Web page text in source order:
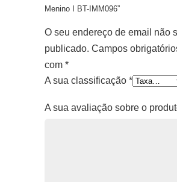
Menino I BT-IMM096”
O seu endereço de email não
publicado. Campos
com *
A sua classificação *
A sua avaliação sobre o